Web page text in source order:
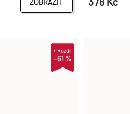
–61 %
iRozdíl